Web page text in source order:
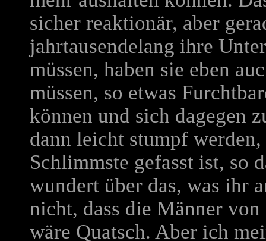
sicher reaktionär, aber
jahrtausendelang ihre
müssen, haben sie eben
müssen, so etwas
können und sich dagegen
dann leicht stumpf
Schlimmste gefasst ist, so
wundert über das, was ihr
nicht, dass die Männer
wäre Quatsch. Aber ich